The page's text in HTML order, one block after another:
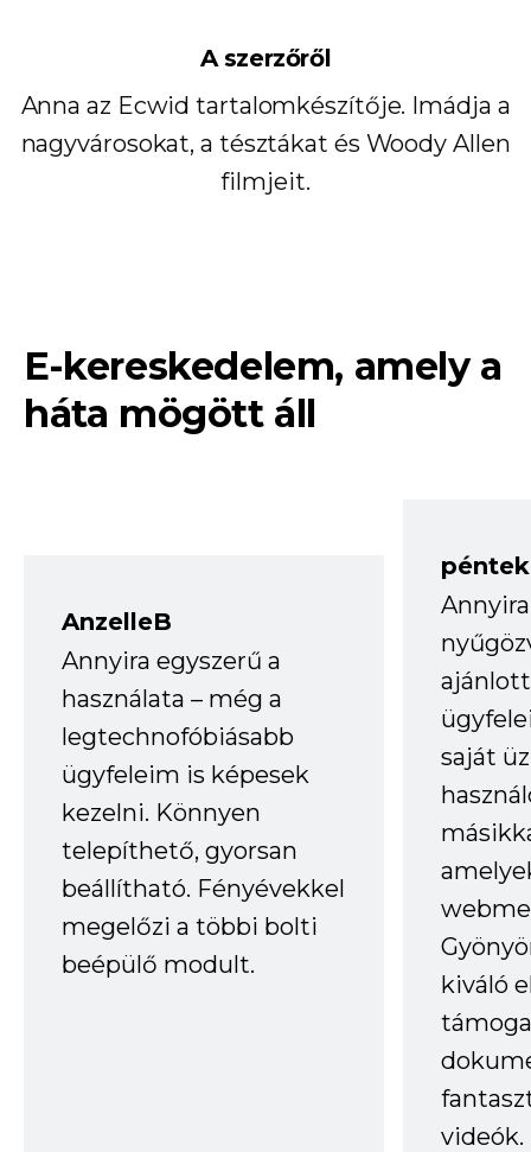
A szerzőről
Anna az Ecwid tartalomkészítője. Imádja a
nagyvárosokat, a tésztákat és Woody Allen
filmjeit.
E-kereskedelem, amely a
háta mögött áll
AnzelleB
Annyira egyszerű a
használata – még a
legtechnofóbiásabb
ügyfeleim is képesek
kezelni. Könnyen
telepíthető, gyorsan
beállítható. Fényévekkel
megelőzi a többi bolti
beépülő modult.
saját
kiváló
videók.